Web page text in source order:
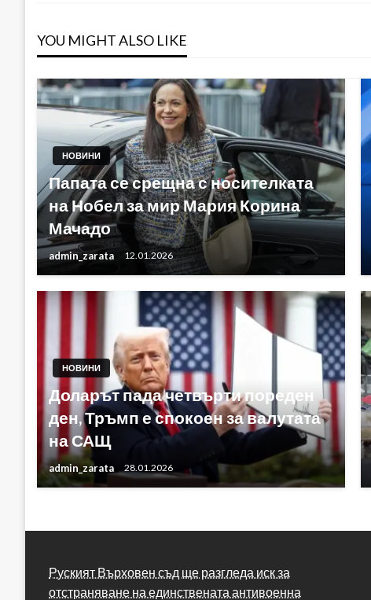
YOU MIGHT ALSO LIKE
НОВИНИ
Папата се срещна с носителката
на Нобел за мир Мария Корина
Мачадо
admin_zarata 12.01.2026
НОВИНИ
Доларът пада четвърти пореден
ден, Тръмп е спокоен за валутата
на САЩ
admin_zarata 28.01.2026
Руският Върховен съд ще разгледа иск за
отстраняване на единствената антивоенна